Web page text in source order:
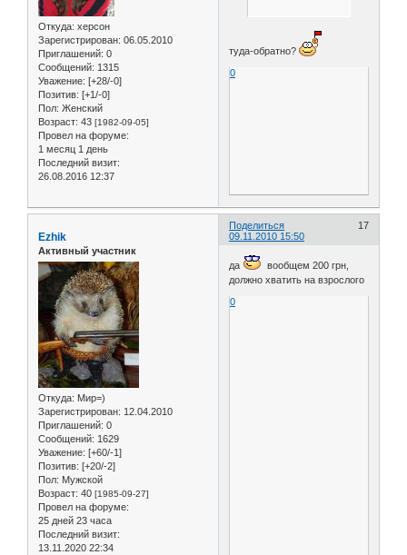
Откуда: херсон
Зарегистрирован: 06.05.2010
Приглашений: 0
Сообщений: 1315
Уважение: [+28/-0]
Позитив: [+1/-0]
Пол: Женский
Возраст: 43 [1982-09-05]
Провел на форуме:
1 месяц 1 день
Последний визит:
26.08.2016 12:37
туда-обратно?
0
Поделиться
17
09.11.2010 15:50
Ezhik
Активный участник
Откуда: Мир=)
Зарегистрирован: 12.04.2010
Приглашений: 0
Сообщений: 1629
Уважение: [+60/-1]
Позитив: [+20/-2]
Пол: Мужской
Возраст: 40 [1985-09-27]
Провел на форуме:
25 дней 23 часа
Последний визит:
13.11.2020 22:34
да
вообщем 200 грн,
должно хватить на взрослого
0